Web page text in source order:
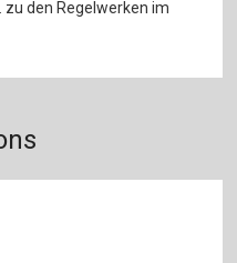
den Regelwerken im